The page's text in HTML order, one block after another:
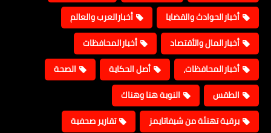
أخبارالحوادث والقضايا
أخبارالعرب والعالم
أخبارالمال والأقتصاد
أخبارالمحافظات
أخبارالمحافظات،
أصل الحكاية
الصحة
الطقس
النوبة هنا وهناك
برقية تهنئة من شيفاتايمز
تقارير صحفية